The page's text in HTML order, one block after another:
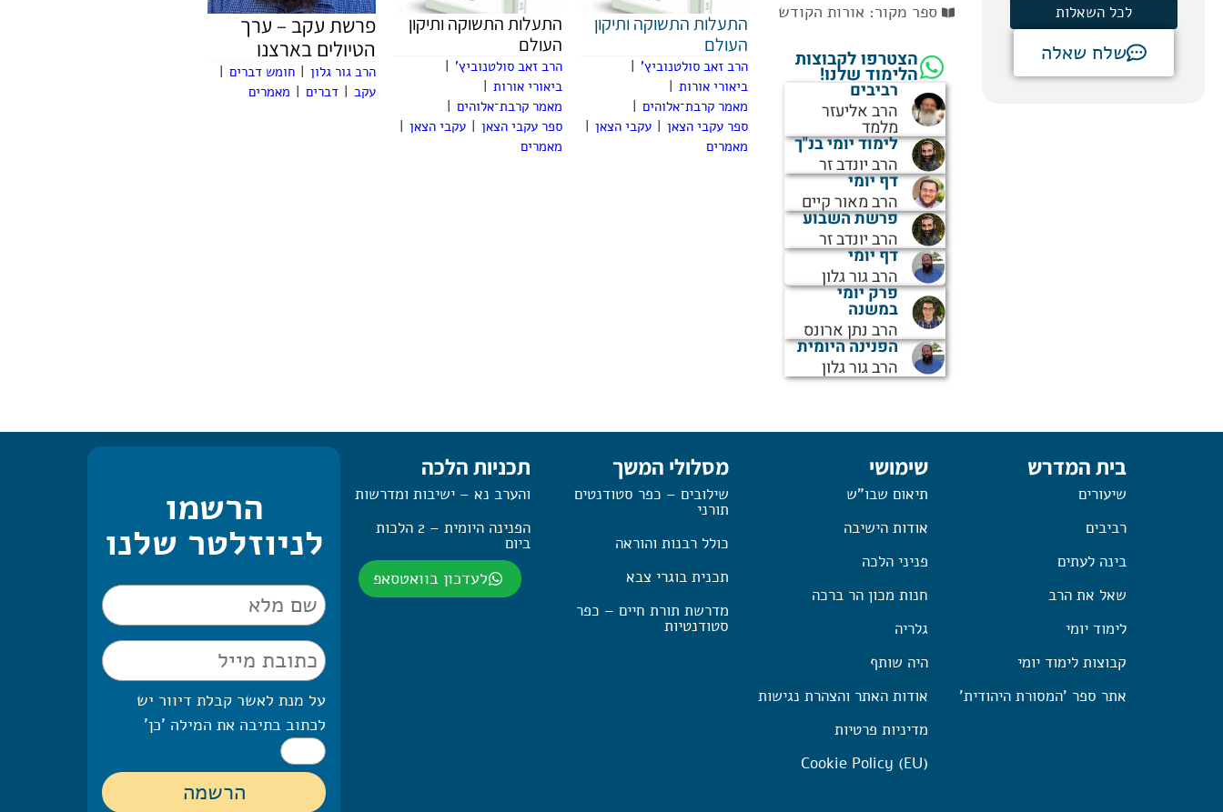
לכל השאלות
שלח שאלה
ספר מקור: אורות הקודש
הצטרפו לקבוצות
הלימוד שלנו!
רביבים
הרב אליעזר
מלמד
לימוד יומי בנ"ך
הרב יונדב זר
דף יומי
הרב מאור קיים
פרשת השבוע
הרב יונדב זר
דף יומי
הרב גור גלון
פרק יומי
במשנה
הרב נתן ארונס
הפנינה היומית
הרב גור גלון
התעלות התשוקה ותיקון
העולם
הרב זאב סולטנוביץ' |
ביאורי אורות |
מאמר קרבת־אלוהים |
ספר עקבי הצאן | עקבי הצאן |
מאמרים
התעלות התשוקה ותיקון
העולם
הרב זאב סולטנוביץ' |
ביאורי אורות |
מאמר קרבת־אלוהים |
ספר עקבי הצאן | עקבי הצאן |
מאמרים
פרשת עקב – ערך
הטיולים בארצנו
הרב גור גלון | חומש דברים |
עקב | דברים | מאמרים
בית המדרש
שיעורים
רביבים
בינה לעתים
שאל את הרב
לימוד יומי
קבוצות לימוד יומי
אתר ספר 'המסורת היהודית'
שימושי
תיאום שבו"ש
אודות הישיבה
פניני הלכה
חנות מכון הר ברכה
גלריה
היה שותף
אודות האתר והצהרת נגישות
מדיניות פרטיות
Cookie Policy (EU)
מסלולי המשך
שילובים – כפר סטודנטים
תורני
כולל רבנות והוראה
תכנית בוגרי צבא
מדרשת תורת חיים – כפר
סטודנטיות
תכניות הלכה
והערב נא – ישיבות ומדרשות
הפנינה היומית – 2 הלכות
ביום
לעדכון בוואטסאפ
הרשמו
לניוזלטר שלנו
על מנת לאשר קבלת דיוור יש
לכתוב בתיבה את המילה 'כן'